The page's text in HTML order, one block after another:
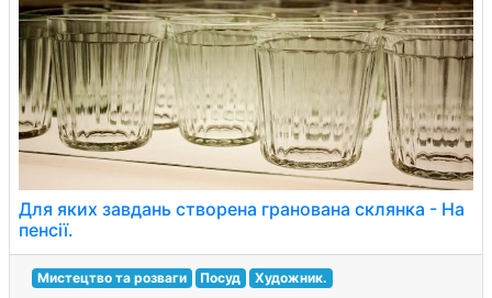
Для яких завдань створена гранована склянка - На
пенсії.
Мистецтво та розваги Посуд Художник.